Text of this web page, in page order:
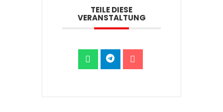
TEILE DIESE
VERANSTALTUNG